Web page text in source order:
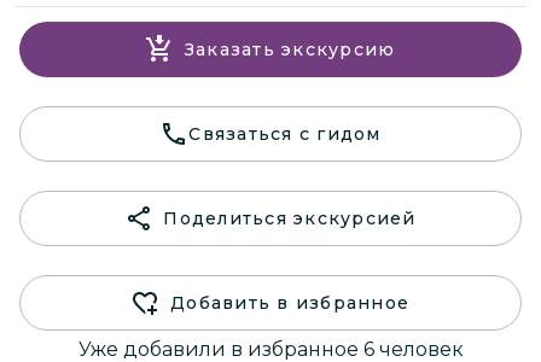
Заказать экскурсию
Связаться с гидом
Поделиться экскурсией
Добавить в избранное
Уже добавили в избранное 6 человек